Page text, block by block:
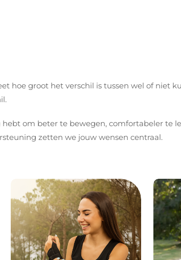
hoe groot het verschil is tussen wel of niet
om beter te bewegen, comfortabeler te
zetten we jouw wensen centraal.